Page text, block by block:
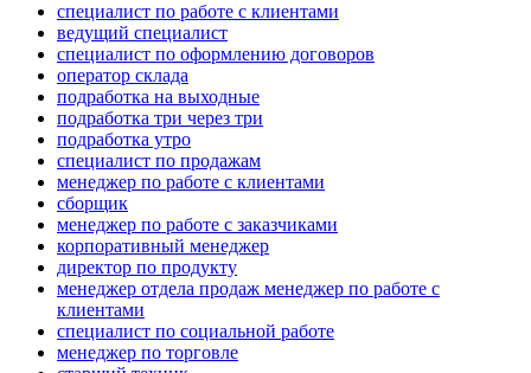
специалист по работе с клиентами
ведущий специалист
специалист по оформлению договоров
оператор склада
подработка на выходные
подработка три через три
подработка утро
специалист по продажам
менеджер по работе с клиентами
сборщик
менеджер по работе с заказчиками
корпоративный менеджер
директор по продукту
менеджер отдела продаж менеджер по работе с
клиентами
специалист по социальной работе
менеджер по торговле